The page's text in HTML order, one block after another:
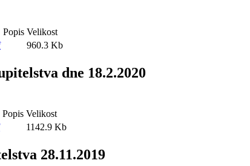
Popis Velikost
960.3 Kb
dne 18.2.2020
Popis Velikost
1142.9 Kb
28.11.2019